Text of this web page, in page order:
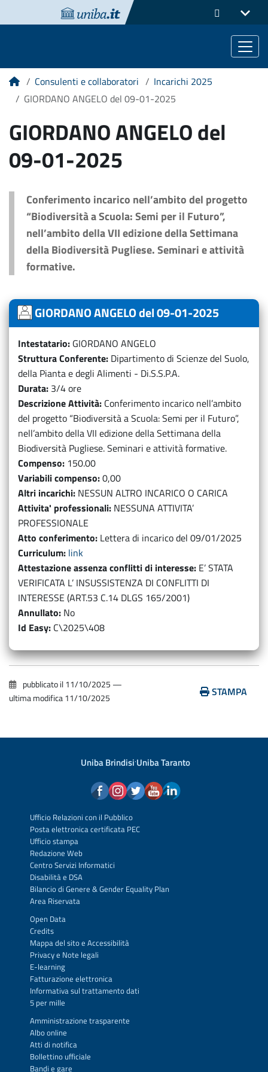
HomeConsulenti e collaboratori
Incarichi 2025
GIORDANO ANGELO del 09-01-2025
GIORDANO ANGELO del
09-01-2025
Conferimento incarico nell’ambito del progetto
“Biodiversità a Scuola: Semi per il Futuro”,
nell’ambito della VII edizione della Settimana
della Biodiversità Pugliese. Seminari e attività
formative.
GIORDANO ANGELO del 09-01-2025
Intestatario GIORDANO ANGELO
Struttura Conferente Dipartimento di Scienze del Suolo,
della Pianta e degli Alimenti - Di.S.S.P.A.
Durata 3/4 ore
Descrizione Attività Conferimento incarico nell’ambito
del progetto “Biodiversità a Scuola: Semi per il Futuro”,
nell’ambito della VII edizione della Settimana della
Biodiversità Pugliese. Seminari e attività formative.
Compenso 150.00
Variabili compenso 0,00
Altri incarichi NESSUN ALTRO INCARICO O CARICA
Attivita' professionali NESSUNA ATTIVITA’
PROFESSIONALE
Atto conferimento Lettera di incarico del 09/01/2025
Curriculum link
Attestazione assenza conflitti di interesse E’ STATA
VERIFICATA L’ INSUSSISTENZA DI CONFLITTI DI
INTERESSE (ART.53 C.14 DLGS 165/2001)
Annullato No
Id Easy C\2025\408
pubblicato il11/10/2025 —
ultima modifica11/10/2025 STAMPA
Uniba Brindisi·Uniba Taranto
Ufficio Relazioni con il Pubblico
Posta elettronica certificata PEC
Ufficio stampa
Redazione Web
Centro Servizi Informatici
Disabilità e DSA
Bilancio di Genere & Gender Equality Plan
Area Riservata
Open Data
Credits
Mappa del sitoe Accessibilità
Privacye Note legali
E-learning
Fatturazione elettronica
Informativa sul trattamento dati
5 per mille
Amministrazione trasparente
Albo online
Atti di notifica
Bollettino ufficiale
Bandi e gare